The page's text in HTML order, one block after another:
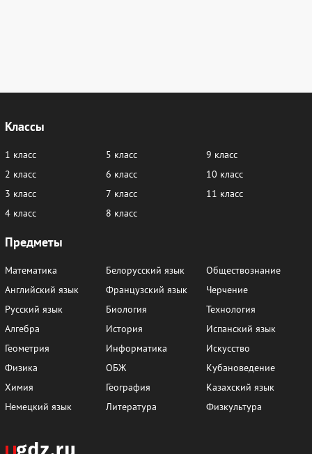
Классы
1 класс
2 класс
3 класс
4 класс
5 класс
6 класс
7 класс
8 класс
9 класс
10 класс
11 класс
Предметы
Математика
Английский язык
Русский язык
Алгебра
Геометрия
Физика
Химия
Немецкий язык
Белорусский язык
Французский язык
Биология
История
Информатика
ОБЖ
География
Литература
Обществознание
Черчение
Технология
Испанский язык
Искусство
Кубановедение
Казахский язык
Физкультура